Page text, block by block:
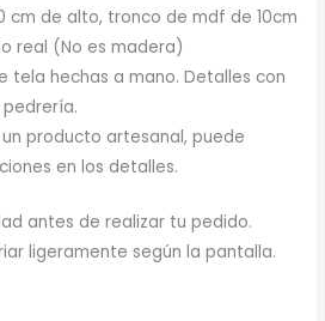
cm de alto, tronco de mdf de 10cm
real (No es madera)
tela hechas a mano. Detalles con
producto artesanal, puede
en los detalles.
antes de realizar tu pedido.
ligeramente según la pantalla.